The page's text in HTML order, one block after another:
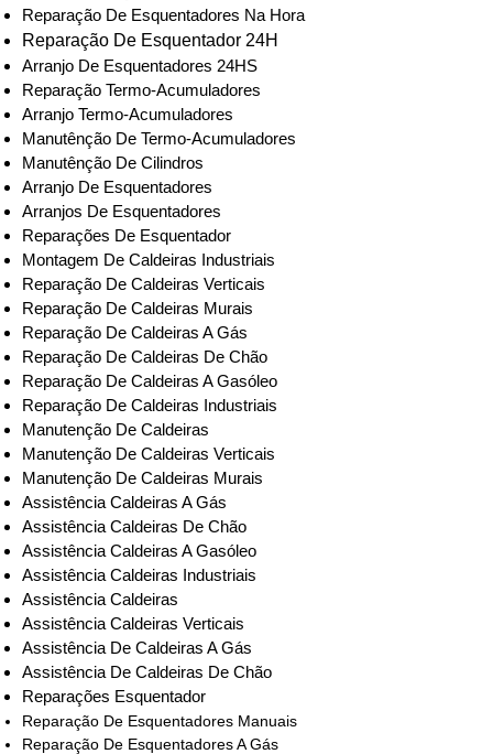
Reparação De Esquentadores Na Hora
Reparação De Esquentador 24H
Arranjo De Esquentadores 24HS
Reparação Termo-Acumuladores
Arranjo Termo-Acumuladores
Manutênção De Termo-Acumuladores
Manutênção De Cilindros
Arranjo De Esquentadores
Arranjos De Esquentadores
Reparações De Esquentador
Montagem De Caldeiras Industriais
Reparação De Caldeiras Verticais
Reparação De Caldeiras Murais
Reparação De Caldeiras A Gás
Reparação De Caldeiras De Chão
Reparação De Caldeiras A Gasóleo
Reparação De Caldeiras Industriais
Manutenção De Caldeiras
Manutenção De Caldeiras Verticais
Manutenção De Caldeiras Murais
Assistência Caldeiras A Gás
Assistência Caldeiras De Chão
Assistência Caldeiras A Gasóleo
Assistência Caldeiras Industriais
Assistência Caldeiras
Assistência Caldeiras Verticais
Assistência De Caldeiras A Gás
Assistência De Caldeiras De Chão
Reparações Esquentador
Reparação De Esquentadores Manuais
Reparação De Esquentadores A Gás